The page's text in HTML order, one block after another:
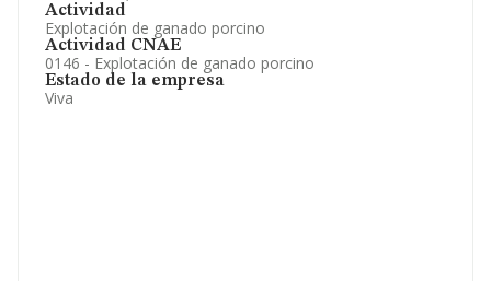
Actividad
Explotación de ganado porcino
Actividad CNAE
0146 - Explotación de ganado porcino
Estado de la empresa
Viva